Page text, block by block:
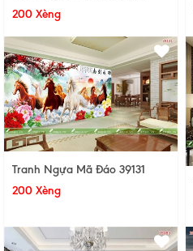
200 Xèng
Tranh Ngựa Mã Đáo 39131
200 Xèng